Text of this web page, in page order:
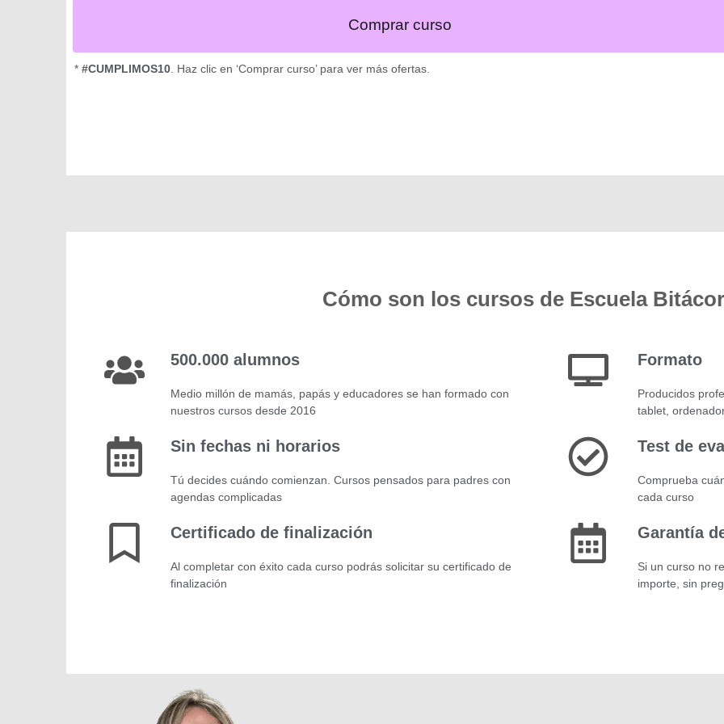
Comprar curso
* #CUMPLIMOS10 . Haz clic en ‘Comprar curso’ para ver más ofertas.
Cómo son los cursos de Escuela
500.000 alumnos
Medio millón de mamás, papás y educadores se han formado con
nuestros cursos desde 2016
Formato
Producidos
tablet,
Sin fechas ni horarios
Tú decides cuándo comienzan. Cursos pensados para padres con
agendas complicadas
Test de
Comprueba
cada curso
Certificado de finalización
Al completar con éxito cada curso podrás solicitar su certificado de
finalización
Garantía
Si un curso no
importe, sin